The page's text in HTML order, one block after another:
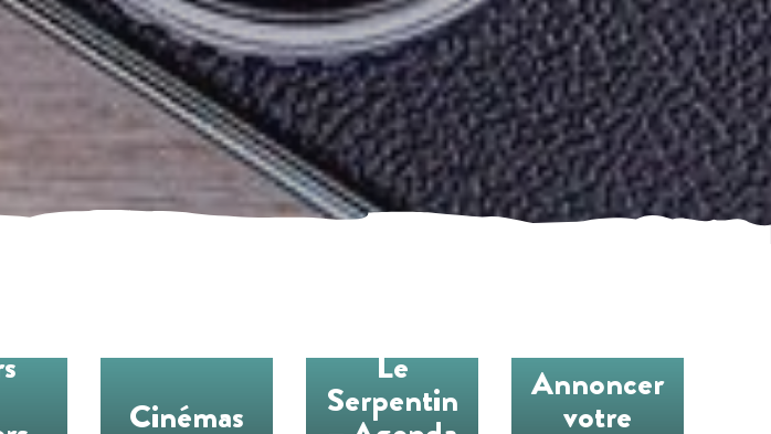
Cinémas
Le
Serpentin Annoncer
votre